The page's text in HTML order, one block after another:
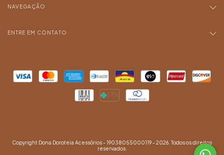
NAVEGAÇÃO
ENTRE EM CONTATO
Copyright Dona Doroteia Acessórios - 19038055000119 - 2026. Todos os direitos
reservados.